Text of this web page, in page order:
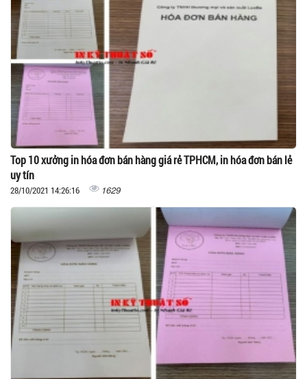
Top 10 xưởng in hóa đơn bán hàng giá rẻ TPHCM, in hóa đơn bán lẻ
uy tín
28/10/2021 14:26:16 1629